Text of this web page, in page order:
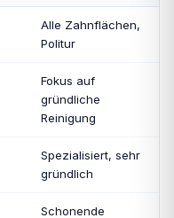
Alle Zahnflächen,
Politur
Fokus auf
gründliche
Reinigung
Spezialisiert, sehr
gründlich
Schonende